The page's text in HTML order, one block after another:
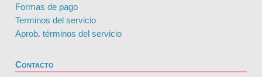
Formas de pago
Terminos del servicio
Aprob. términos del servicio
Contacto